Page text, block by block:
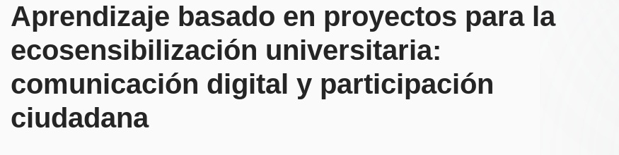
Aprendizaje basado en proyectos para la
ecosensibilización universitaria:
comunicación digital y participación
ciudadana